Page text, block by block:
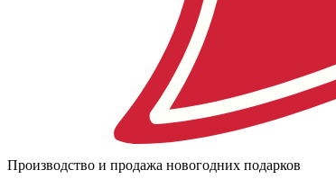
Производство и продажа новогодних подарков